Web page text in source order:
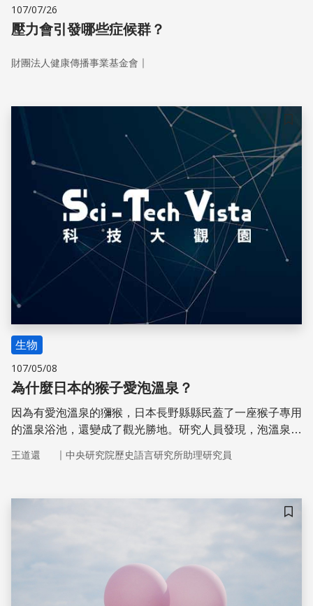
107/07/26
壓力會引發哪些症候群？
財團法人健康傳播事業基金會 ｜
儲存
生物
107/05/08
為什麼日本的猴子愛泡溫泉？
因為有愛泡溫泉的獼猴，日本長野縣縣民蓋了一座猴子專用
的溫泉浴池，還變成了觀光勝地。研究人員發現，泡溫泉可
大，所以享受溫泉的時間也更長。
王道還 ｜ 中央研究院歷史語言研究所助理研究員
儲存